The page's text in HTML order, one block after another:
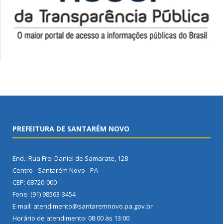
PREFEITURA DE SANTARÉM NOVO
End.: Rua Frei Daniel de Samarate, 128
Centro - Santarém Novo - PA
CEP: 68720-000
Fone: (91) 98563-3454
E-mail: atendimento@santaremnovo.pa.gov.br
Horário de atendimento: 08:00 às 13:00